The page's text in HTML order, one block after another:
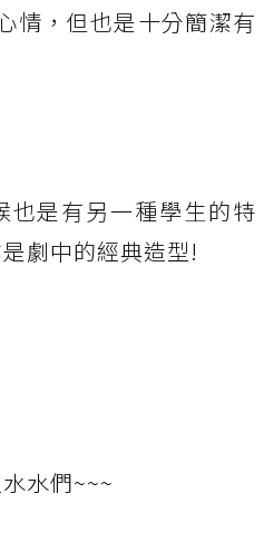
情，但也是十分簡潔有
也是有另一種學生的特
劇中的經典造型!
水們~~~